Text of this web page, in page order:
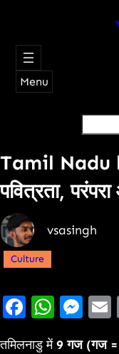
Menu
Tamil Nadu
पवित्रता,
vsasingh
Culture
तमिलनाडु में9 गज (गज =